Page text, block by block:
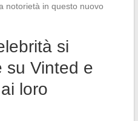
notorietà in questo nuovo
si
su Vinted e
loro